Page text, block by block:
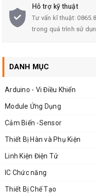
Điện áp cực đại:
Uceo= -100V
Ucbo= -100V
Hệ số khuếch đại( hfe):
Hỗ trợ kỹ thuật
Tư vấn kĩ thuật:
trong quá trình sử
DANH MỤC
Arduino - Vi Điều Khiển
Module Ứng Dụng
Cảm Biến -Sensor
Thiết Bị Hàn và Phụ Kiện
Linh Kiện Điện Tử
IC Chức năng
Thiết Bị Chế Tạo